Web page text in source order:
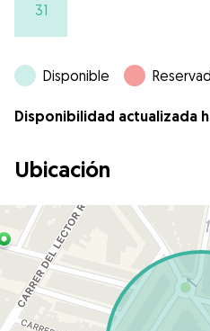
31
Disponible
Disponibilidad actualizada
Ubicación